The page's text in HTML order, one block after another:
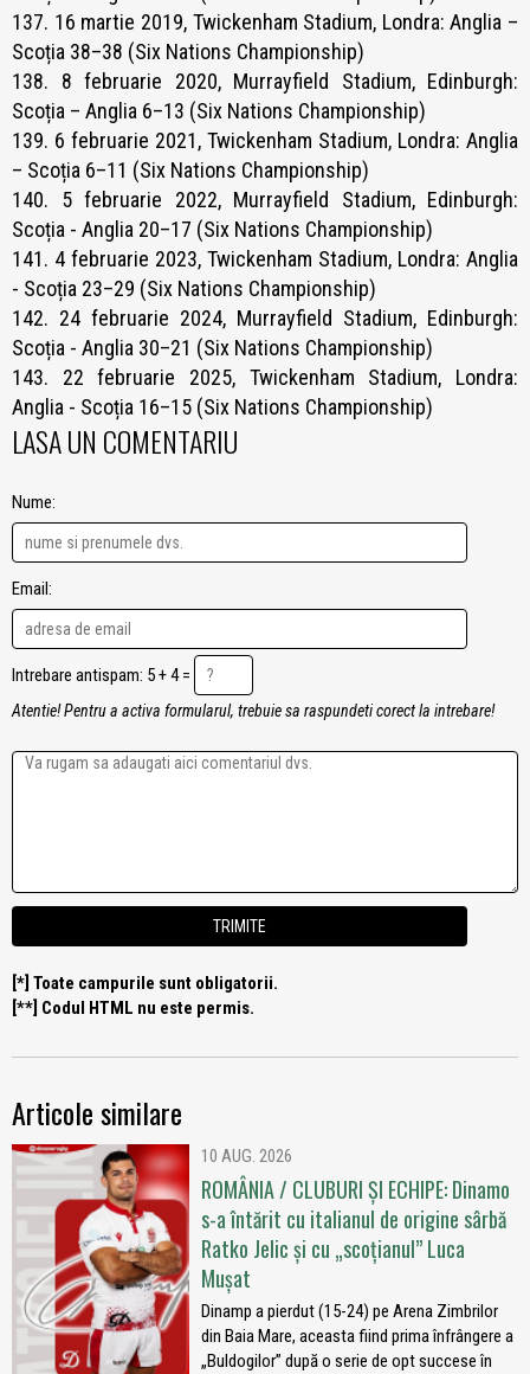
137. 16 martie 2019, Twickenham Stadium, Londra: Anglia –
Scoția 38–38 (Six Nations Championship)
138. 8 februarie 2020, Murrayfield Stadium, Edinburgh:
Scoția – Anglia 6–13 (Six Nations Championship)
139. 6 februarie 2021, Twickenham Stadium, Londra: Anglia
– Scoția 6–11 (Six Nations Championship)
140. 5 februarie 2022, Murrayfield Stadium, Edinburgh:
Scoția - Anglia 20–17 (Six Nations Championship)
141. 4 februarie 2023, Twickenham Stadium, Londra: Anglia
- Scoția 23–29 (Six Nations Championship)
142. 24 februarie 2024, Murrayfield Stadium, Edinburgh:
Scoția - Anglia 30–21 (Six Nations Championship)
143. 22 februarie 2025, Twickenham Stadium, Londra:
Anglia - Scoția 16–15 (Six Nations Championship)
LASA UN COMENTARIU
Nume:
Email:
Intrebare antispam: 5 + 4 =
Atentie! Pentru a activa formularul, trebuie sa raspundeti corect la intrebare!
[*] Toate campurile sunt obligatorii.
[**] Codul HTML nu este permis.
Articole similare
10 AUG. 2026
ROMÂNIA / CLUBURI ȘI ECHIPE: Dinamo
s-a întărit cu italianul de origine sârbă
Ratko Jelic și cu „scoțianul” Luca
Mușat
Dinamp a pierdut (15-24) pe Arena Zimbrilor
din Baia Mare, aceasta fiind prima înfrângere a
„Buldogilor” după o serie de opt succese în